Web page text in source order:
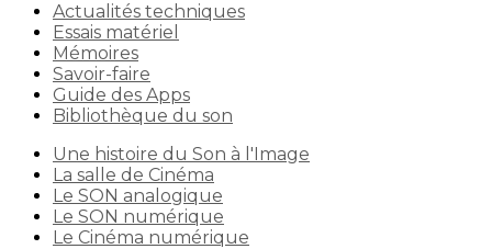
Actualités techniques
Essais matériel
Mémoires
Savoir-faire
Guide des Apps
Bibliothèque du son
Une histoire du Son à l'Image
La salle de Cinéma
Le SON analogique
Le SON numérique
Le Cinéma numérique